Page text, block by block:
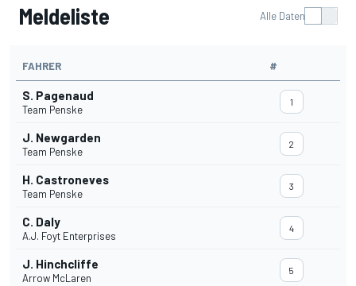
Meldeliste Alle Daten
FAHRER #
S. Pagenaud
Team Penske
1
J. Newgarden
Team Penske
2
H. Castroneves
Team Penske
3
C. Daly
A.J. Foyt Enterprises
4
J. Hinchcliffe
Arrow McLaren
5